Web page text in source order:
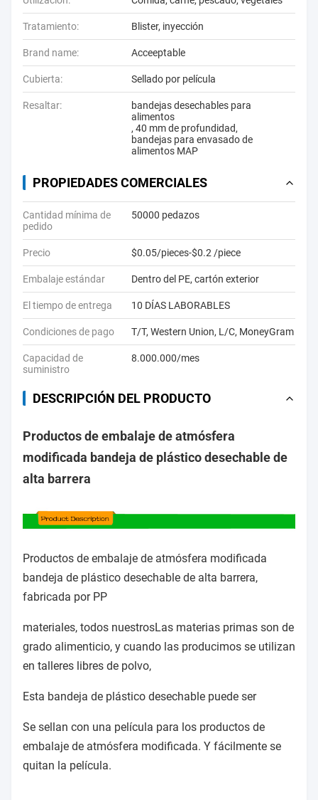
Tratamiento: Blister, inyección
Brand name: Acceeptable
Cubierta: Sellado por película
Resaltar:
bandejas desechables para
alimentos
, 40 mm de profundidad,
bandejas para envasado de
alimentos MAP
PROPIEDADES COMERCIALES
Cantidad mínima de
pedido
50000 pedazos
Precio $0.05/pieces-$0.2 /piece
Embalaje estándar Dentro del PE, cartón exterior
El tiempo de entrega 10 DÍAS LABORABLES
Condiciones de pago T/T, Western Union, L/C, MoneyGram
Capacidad de
suministro
8.000.000/mes
DESCRIPCIÓN DEL PRODUCTO
Productos de embalaje de atmósfera
modificada bandeja de plástico desechable de
alta barrera
Productos de embalaje de atmósfera modificada
bandeja de plástico desechable de alta barrera,
fabricada por PP
materiales, todos nuestrosLas materias primas son de
grado alimenticio, y cuando las producimos se utilizan
en talleres libres de polvo,
Esta bandeja de plástico desechable puede ser
Se sellan con una película para los productos de
embalaje de atmósfera modificada. Y fácilmente se
quitan la película.